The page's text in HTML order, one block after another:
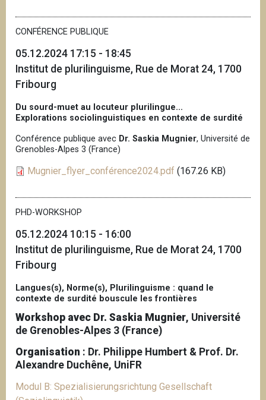
CONFÉRENCE PUBLIQUE
05.12.2024 17:15 - 18:45
Institut de plurilinguisme, Rue de Morat 24, 1700
Fribourg
Du sourd-muet au locuteur plurilingue...
Explorations sociolinguistiques en contexte de surdité
Conférence publique avec Dr. Saskia Mugnier, Université de
Grenobles-Alpes 3 (France)
Mugnier_flyer_conférence2024.pdf (167.26 KB)
PHD-WORKSHOP
05.12.2024 10:15 - 16:00
Institut de plurilinguisme, Rue de Morat 24, 1700
Fribourg
Langues(s), Norme(s), Plurilinguisme : quand le
contexte de surdité bouscule les frontières
Workshop avec Dr. Saskia Mugnier, Université
de Grenobles-Alpes 3 (France)
Organisation : Dr. Philippe Humbert & Prof. Dr.
Alexandre Duchêne, UniFR
Modul B: Spezialisierungsrichtung Gesellschaft